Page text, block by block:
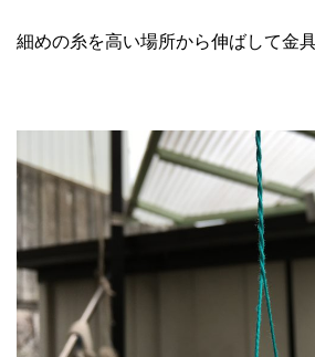
細めの糸を高い場所から伸ばして金